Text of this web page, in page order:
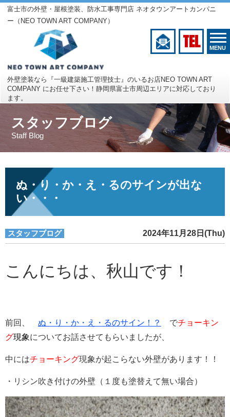
富士市の外壁・屋根塗装、防水工事専門店 ネオタウンアートカンパニ
ー（NEO TOWN ART COMPANY）
外壁塗装なら『一級建築施工管理技士』のいるお店NEO TOWN ART
COMPANY にお任せ下さい！静岡県富士市周辺エリアに対応しており
ます。
TEL MENU
スタッフブログ
Staff Blog
ぬ・り・か・え・るのサインが出な
い・・・
スタッフブログ 2024年11月28日(Thu)
こんにちは、秋山です！
前回、 ぬ・り・か・え・るのサイン！？ でチョーキン
グ現象についてお話させてもらいましたが、
中にはチョーキング現象が起こらない外壁があります！！
・リシン吹き付けの外壁（１度も塗替えて無い場合）